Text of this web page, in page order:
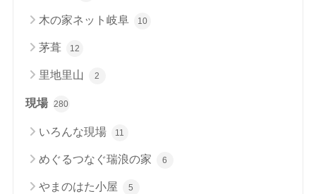
木の家ネット岐阜 10
茅葺 12
里地里山 2
現場 280
いろんな現場 11
めぐるつなぐ瑞浪の家 6
やまのはた小屋 5